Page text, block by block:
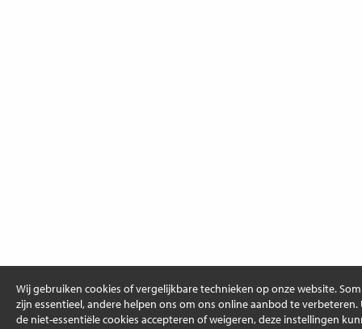
Wij gebruiken cookies of vergelijkbare technieken op onze website.
zijn essentieel, andere helpen ons om ons online aanbod te verbeteren.
de niet-essentiële cookies accepteren of weigeren, deze instellingen